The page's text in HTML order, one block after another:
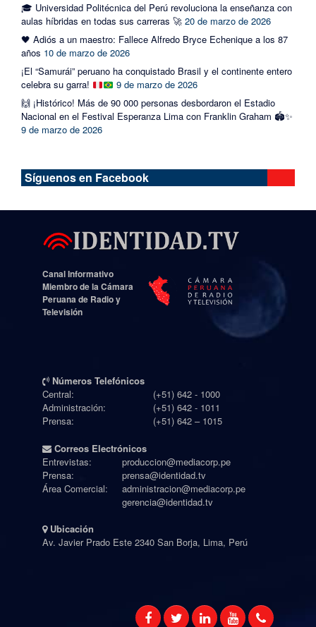
🎓 Universidad Politécnica del Perú revoluciona la enseñanza con
aulas híbridas en todas sus carreras 🚀 20 de marzo de 2026
🖤 Adiós a un maestro: Fallece Alfredo Bryce Echenique a los 87
años 10 de marzo de 2026
¡El “Samurái” peruano ha conquistado Brasil y el continente entero
celebra su garra!
9 de marzo de 2026
🙌 ¡Histórico! Más de 90 000 personas desbordaron el Estadio
Nacional en el Festival Esperanza Lima con Franklin Graham 🏟️✨
9 de marzo de 2026
Síguenos en Facebook
Canal Informativo
Miembro de la Cámara
Peruana de Radio y
Televisión
Números Telefónicos
Central:
(+51) 642 - 1000
Administración:
(+51) 642 - 1011
Prensa:
(+51) 642 – 1015
Correos Electrónicos
Entrevistas:
produccion@mediacorp.pe
Prensa:
prensa@identidad.tv
Área Comercial:
administracion@mediacorp.pe
gerencia@identidad.tv
Ubicación
Av. Javier Prado Este 2340 San Borja, Lima, Perú